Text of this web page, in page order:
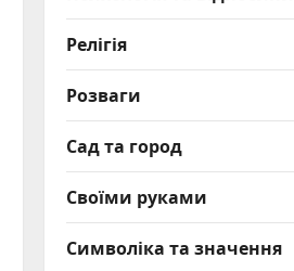
Релігія
Розваги
Сад та город
Своїми руками
Символіка та значення